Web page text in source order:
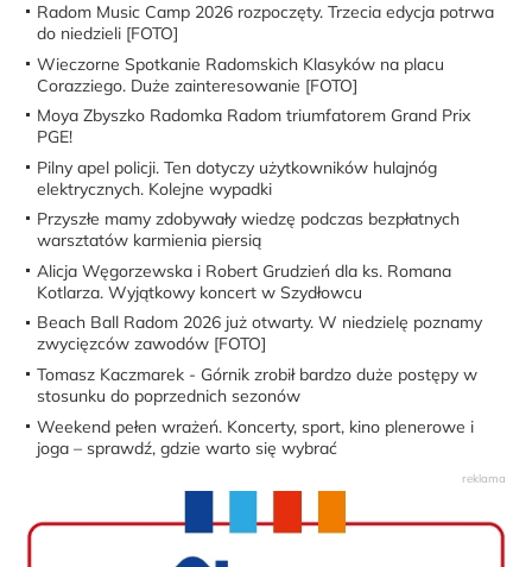
Radom Music Camp 2026 rozpoczęty. Trzecia edycja potrwa
do niedzieli [FOTO]
Wieczorne Spotkanie Radomskich Klasyków na placu
Corazziego. Duże zainteresowanie [FOTO]
Moya Zbyszko Radomka Radom triumfatorem Grand Prix
PGE!
Pilny apel policji. Ten dotyczy użytkowników hulajnóg
elektrycznych. Kolejne wypadki
Przyszłe mamy zdobywały wiedzę podczas bezpłatnych
warsztatów karmienia piersią
Alicja Węgorzewska i Robert Grudzień dla ks. Romana
Kotlarza. Wyjątkowy koncert w Szydłowcu
Beach Ball Radom 2026 już otwarty. W niedzielę poznamy
zwycięzców zawodów [FOTO]
Tomasz Kaczmarek - Górnik zrobił bardzo duże postępy w
stosunku do poprzednich sezonów
Weekend pełen wrażeń. Koncerty, sport, kino plenerowe i
joga – sprawdź, gdzie warto się wybrać